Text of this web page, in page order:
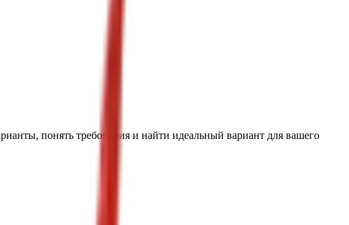
понять требования и найти идеальный вариант для вашего